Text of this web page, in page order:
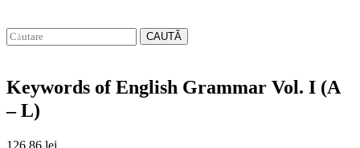
CAUTĂ
Keywords of English Grammar Vol. I (A
– L)
126,86 lei